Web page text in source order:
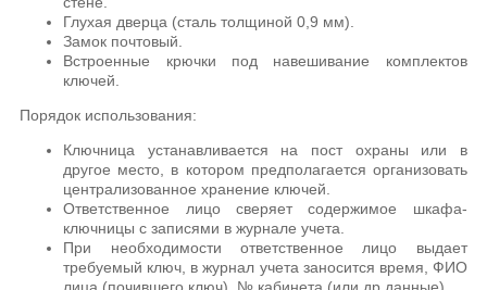
Глухая дверца (сталь толщиной 0,9 мм).
Замок почтовый.
Встроенные крючки под навешивание комплектов
ключей.
Порядок использования:
Ключница устанавливается на пост охраны или в
другое место, в котором предполагается организовать
централизованное хранение ключей.
Ответственное лицо сверяет содержимое шкафа-
ключницы с записями в журнале учета.
При необходимости ответственное лицо выдает
требуемый ключ, в журнал учета заносится время, ФИО
лица (почившего ключ), № кабинета (или др данные).